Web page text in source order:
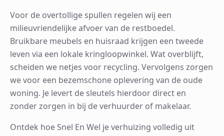
Voor de overtollige spullen regelen wij een
milieuvriendelijke afvoer van de restboedel.
Bruikbare meubels en huisraad krijgen een tweede
leven via een lokale kringloopwinkel. Wat overblijft,
scheiden we netjes voor recycling. Vervolgens zorgen
we voor een bezemschone oplevering van de oude
woning. Je levert de sleutels hierdoor direct en
zonder zorgen in bij de verhuurder of makelaar.
Ontdek hoe Snel En Wel je verhuizing volledig uit